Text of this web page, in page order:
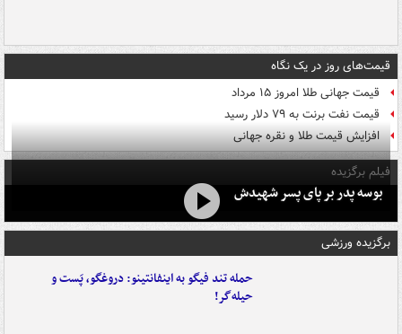
قیمت‌های روز در یک نگاه
قیمت جهانی طلا امروز ۱۵ مرداد
قیمت نفت برنت به ۷۹ دلار رسید
افزایش قیمت طلا و نقره جهانی
فیلم برگزیده
بوسه‌ پدر بر پای پسر شهیدش
برگزیده ورزشی
حمله تند فیگو به اینفانتینو: دروغگو، پَست‌ و
حیله‌گر!